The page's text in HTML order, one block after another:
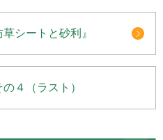
シートと砂利』
４（ラスト）